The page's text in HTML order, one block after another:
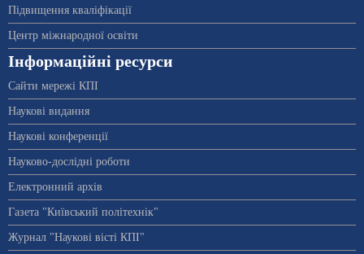
Підвищення кваліфікації
Центр міжнародної освіти
Інформаційні ресурси
Сайти мережі КПІ
Наукові видання
Наукові конференції
Науково-дослідні роботи
Електронний архів
Газета "Київський політехнік"
Журнал "Наукові вісті КПІ"